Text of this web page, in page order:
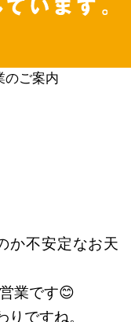
のご案内
か不安定なお天
業です😊
ですね。